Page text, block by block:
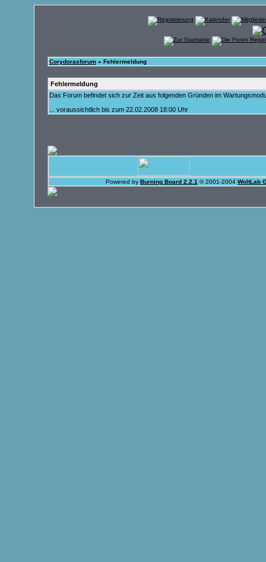
Corydorasforum» Fehlermeldung
Fehlermeldung
Das Forum befindet sich zur Zeit aus folgenden Gründen im
... voraussichtlich bis zum 22.02.2008 18:00 Uhr
Powered by Burning Board 2.2.1 © 2001-2004 WoltLab